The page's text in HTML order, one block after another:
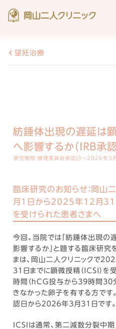
望妊治療
紡錘体出現の遅延は
へ影響するか（IRB承
研究期間：倫理委員会承認日～2026年3
臨床研究のお知らせ： 岡山
月1日から2025年12月31
を受けられた患者さまへ
今回、当院では「紡錘体出現
影響するか」と題する臨床研究
まは、岡山二人クリニックで
31日までに顕微授精（ICSI）を
時間（hCG投与から39時間30
きなかった卵子を有する方で
認日から2026年3月31日です。
ICSIは通常、第二減数分裂中期